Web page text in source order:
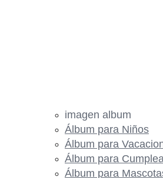
imagen album
Álbum para Niños
Álbum para
Álbum para
Álbum para